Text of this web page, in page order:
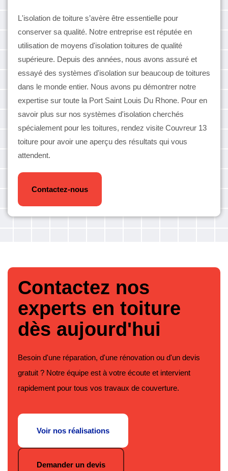
L'isolation de toiture s’avère être essentielle pour
conserver sa qualité. Notre entreprise est réputée en
utilisation de moyens d'isolation toitures de qualité
supérieure. Depuis des années, nous avons assuré et
essayé des systèmes d'isolation sur beaucoup de toitures
dans le monde entier. Nous avons pu démontrer notre
expertise sur toute la Port Saint Louis Du Rhone. Pour en
savoir plus sur nos systèmes d'isolation cherchés
spécialement pour les toitures, rendez visite Couvreur 13
toiture pour avoir une aperçu des résultats qui vous
attendent.
Contactez-nous
Contactez nos
experts en toiture
dès aujourd'hui
Besoin d'une réparation, d'une rénovation ou d'un devis
gratuit ? Notre équipe est à votre écoute et intervient
rapidement pour tous vos travaux de couverture.
Voir nos réalisations
Demander un devis